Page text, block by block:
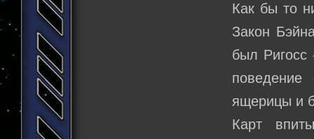
Как бы то
Закон
был Ригосс
поведение
ящерицы и
Карт